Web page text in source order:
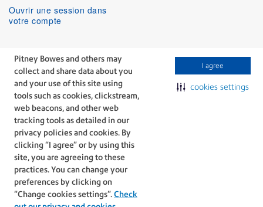
Pitney Bowes and others may
collect and share data about you
and your use of this site using
tools such as cookies, clickstream,
web beacons, and other web
tracking tools as detailed in our
privacy policies and cookies. By
clicking “I agree” or by using this
site, you are agreeing to these
practices. You can change your
preferences by clicking on
“Change cookies settings”.Check
I agree
cookies settings
Ouvrir une session dans
votre compte
Services aux entreprises
Services techniques
Services professionnels
Suivez-nous
Facebook
LinkedinTwitter
The technology behind
every important delivery.
Modalités
Confidentialité